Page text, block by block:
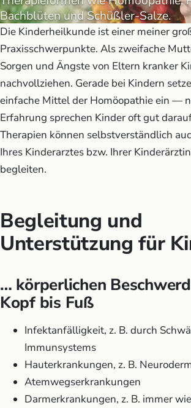
Bachblüten und Schüßler-Salze.
Die Kinderheilkunde ist einer meiner
Praxisschwerpunkte. Als zweifache
Sorgen und Ängste von Eltern kranker
nachvollziehen. Gerade bei Kindern
einfache Mittel der Homöopathie ein —
Erfahrung sprechen Kinder oft gut
Therapien können selbstverständlich
Ihres Kinderarztes bzw. Ihrer
begleiten.
Begleitung und
Unterstützung für
… körperlichen
Kopf bis Fuß
Infektanfälligkeit, z. B. durch
Immunsystems
Hauterkrankungen, z. B.
Atemwegserkrankungen
Darmerkrankungen, z. B. immer